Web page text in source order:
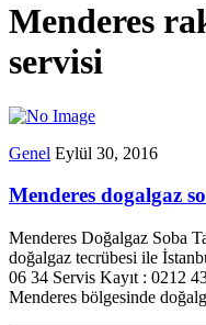
Menderes
servisi
Genel Eylül 30, 2016
Menderes dogalgaz
Menderes Doğalgaz Soba
doğalgaz tecrübesi ile
06 34 Servis Kayıt : 0212
Menderes bölgesinde